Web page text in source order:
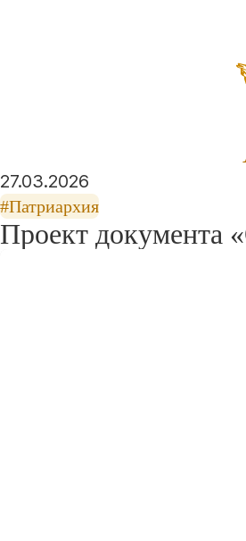
27.03.2026
#Патриархия
Проект документа